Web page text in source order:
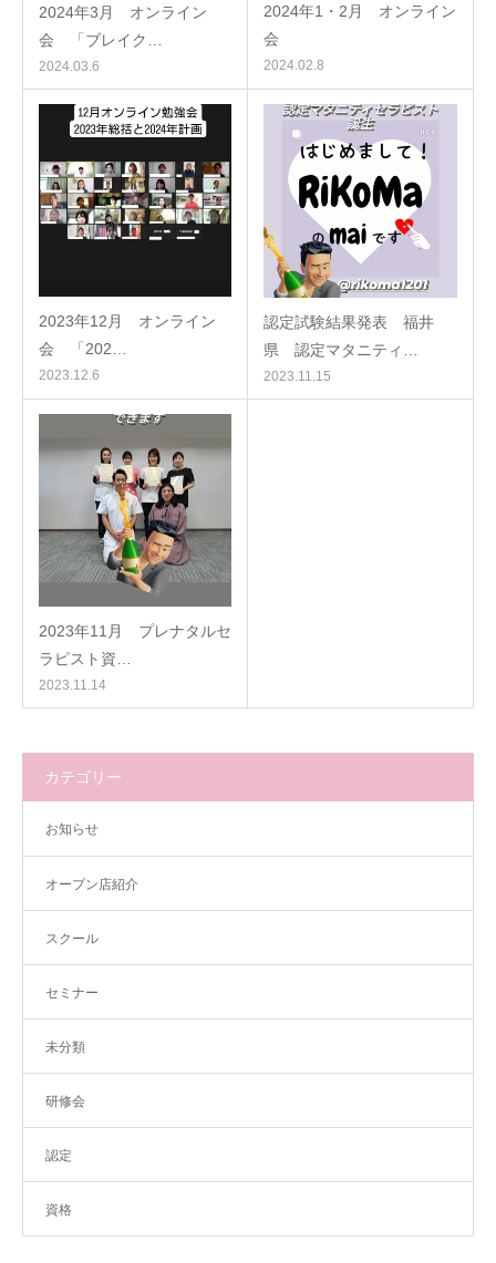
2024年3月 オンライン
会 「ブレイク…
2024.03.6
2024年1・2月 オンライン
会
2024.02.8
2023年12月 オンライン
会 「202…
2023.12.6
認定試験結果発表 福井
県 認定マタニティ…
2023.11.15
2023年11月 プレナタルセ
ラピスト資…
2023.11.14
カテゴリー
お知らせ
オープン店紹介
スクール
セミナー
未分類
研修会
認定
資格